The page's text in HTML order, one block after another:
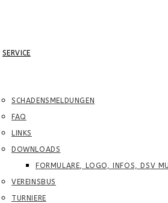
SERVICE
SCHADENSMELDUNGEN
FAQ
LINKS
DOWNLOADS
FORMULARE, LOGO, INFOS, DSV
VEREINSBUS
TURNIERE